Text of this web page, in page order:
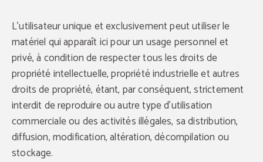
L'utilisateur unique et exclusivement peut utiliser le
matériel qui apparaît ici pour un usage personnel et
privé, à condition de respecter tous les droits de
propriété intellectuelle, propriété industrielle et autres
droits de propriété, étant, par conséquent, strictement
interdit de reproduire ou autre type d'utilisation
commerciale ou des activités illégales, sa distribution,
diffusion, modification, altération, décompilation ou
stockage.